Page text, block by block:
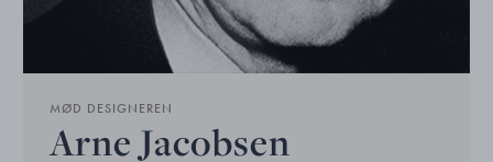
MØD DESIGNEREN
Arne Jacobsen